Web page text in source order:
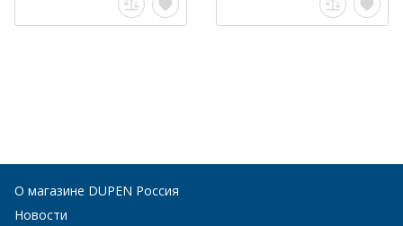
О магазине DUPEN Россия
Новости